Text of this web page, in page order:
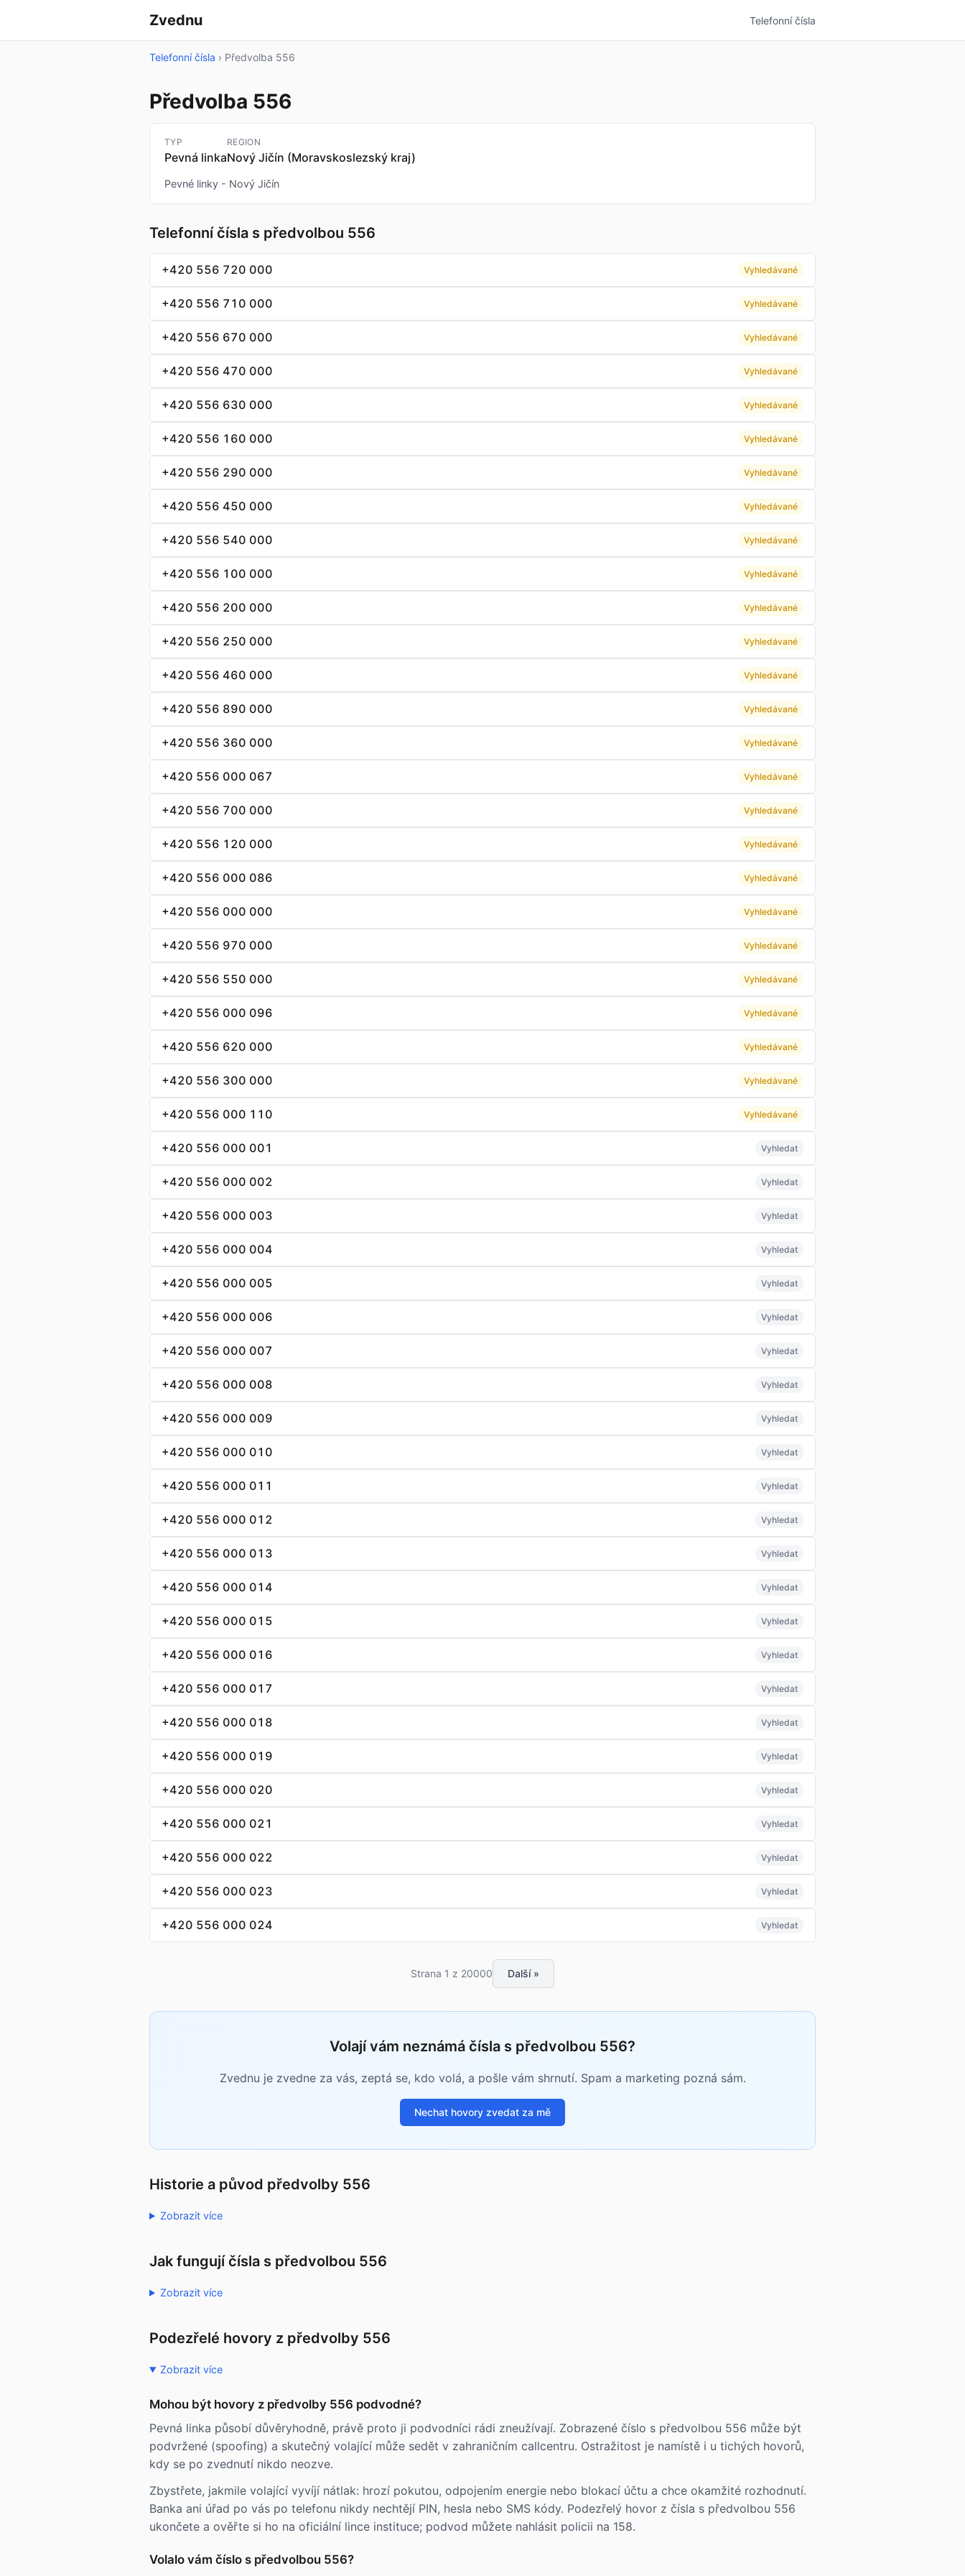
Zvednu Telefonní čísla
Telefonní čísla › Předvolba 556
Předvolba 556
TYP
Pevná linka
REGION
Nový Jičín (Moravskoslezský kraj)
Pevné linky - Nový Jičín
Telefonní čísla s předvolbou 556
+420 556 720 000 Vyhledávané
+420 556 710 000 Vyhledávané
+420 556 670 000 Vyhledávané
+420 556 470 000 Vyhledávané
+420 556 630 000 Vyhledávané
+420 556 160 000 Vyhledávané
+420 556 290 000 Vyhledávané
+420 556 450 000 Vyhledávané
+420 556 540 000 Vyhledávané
+420 556 100 000 Vyhledávané
+420 556 200 000 Vyhledávané
+420 556 250 000 Vyhledávané
+420 556 460 000 Vyhledávané
+420 556 890 000 Vyhledávané
+420 556 360 000 Vyhledávané
+420 556 000 067 Vyhledávané
+420 556 700 000 Vyhledávané
+420 556 120 000 Vyhledávané
+420 556 000 086 Vyhledávané
+420 556 000 000 Vyhledávané
+420 556 970 000 Vyhledávané
+420 556 550 000 Vyhledávané
+420 556 000 096 Vyhledávané
+420 556 620 000 Vyhledávané
+420 556 300 000 Vyhledávané
+420 556 000 110 Vyhledávané
+420 556 000 001 Vyhledat
+420 556 000 002 Vyhledat
+420 556 000 003 Vyhledat
+420 556 000 004 Vyhledat
+420 556 000 005 Vyhledat
+420 556 000 006 Vyhledat
+420 556 000 007 Vyhledat
+420 556 000 008 Vyhledat
+420 556 000 009 Vyhledat
+420 556 000 010 Vyhledat
+420 556 000 011 Vyhledat
+420 556 000 012 Vyhledat
+420 556 000 013 Vyhledat
+420 556 000 014 Vyhledat
+420 556 000 015 Vyhledat
+420 556 000 016 Vyhledat
+420 556 000 017 Vyhledat
+420 556 000 018 Vyhledat
+420 556 000 019 Vyhledat
+420 556 000 020 Vyhledat
+420 556 000 021 Vyhledat
+420 556 000 022 Vyhledat
+420 556 000 023 Vyhledat
+420 556 000 024 Vyhledat
Strana 1 z 20000 Další »
Volají vám neznámá čísla s předvolbou 556?
Zvednu je zvedne za vás, zeptá se, kdo volá, a pošle vám shrnutí. Spam a marketing pozná sám.
Nechat hovory zvedat za mě
Historie a původ předvolby 556
Zobrazit více
Jak fungují čísla s předvolbou 556
Zobrazit více
Podezřelé hovory z předvolby 556
Zobrazit více
Mohou být hovory z předvolby 556 podvodné?
Pevná linka působí důvěryhodně, právě proto ji podvodníci rádi zneužívají. Zobrazené číslo s předvolbou 556 může být
podvržené (spoofing) a skutečný volající může sedět v zahraničním callcentru. Ostražitost je namístě i u tichých hovorů,
kdy se po zvednutí nikdo neozve.
Zbystřete, jakmile volající vyvíjí nátlak: hrozí pokutou, odpojením energie nebo blokací účtu a chce okamžité rozhodnutí.
Banka ani úřad po vás po telefonu nikdy nechtějí PIN, hesla nebo SMS kódy. Podezřelý hovor z čísla s předvolbou 556
ukončete a ověřte si ho na oficiální lince instituce; podvod můžete nahlásit policii na 158.
Volalo vám číslo s předvolbou 556?